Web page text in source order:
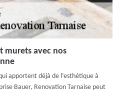
murets avec nos
apportent déjà de l’esthétique à
Bauer, Renovation Tarnaise peut